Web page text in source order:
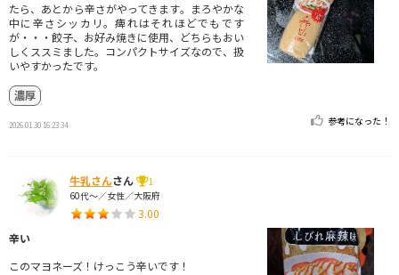
たら、あとから辛さがやってきます。まろやかな
中に辛さシッカリ。痺れはそれほどでもです
が・・・餃子、お好み焼きに使用、どちらもおい
しくススミました。コンパクトサイズなので、扱
いやすかったです。
濃厚
2026.01.30 16:23:34 参考になった！
牛乳さんさん
1
60代～／女性／大阪府
3.00
辛い
このマヨネーズ！けっこう辛いです！